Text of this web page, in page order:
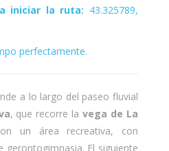
iniciar la ruta: 43.325789,
perfectamente.
a lo largo del paseo fluvial
, que recorre lavega de La
un área recreativa, con
gerontogimnasia. El siguiente